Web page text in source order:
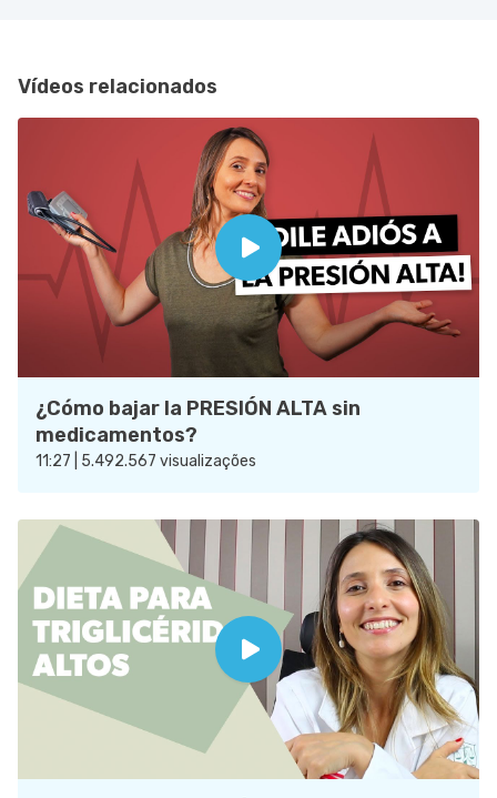
Vídeos relacionados
¿Cómo bajar la PRESIÓN ALTA sin
medicamentos?
11:27 | 5.492.567 visualizações